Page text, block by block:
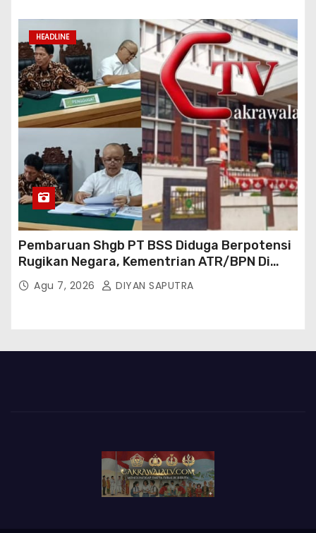
Bertindak
HEADLINE
Pembaruan Shgb PT BSS Diduga Berpotensi
Rugikan Negara, Kementrian ATR/BPN Di
Gugat Di PTUN Jakarta
Agu 7, 2026 DIYAN SAPUTRA